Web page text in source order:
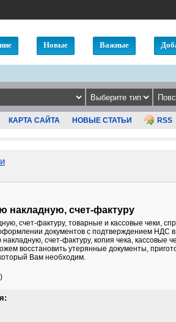
Новые Важные
КАРТА САЙТА НОВЫЕ СТАТЬИ RSS
накладную, счет-фактуру
счет-фактуру, товарные и кассовые чеки,
документов с подтверждением НДС в
счет-фактуру, копия чека, кассовые
восстановить утерянные документы,
Вам необходим.
)